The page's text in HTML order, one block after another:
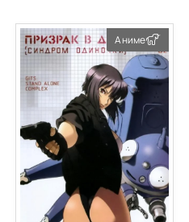
Аниме